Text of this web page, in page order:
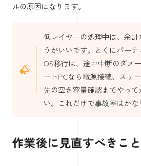
ルの原因になります。
低レイヤーの処理中は、余
うがいいです。とくにパー
OS移行は、途中中断のダメ
ートPCなら電源接続、スリ
先の空き容量確認までやっ
い。これだけで事故率はかな
作業後に見直すべきこと